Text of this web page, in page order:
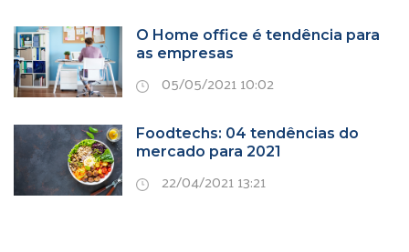
O Home office é tendência para
as empresas
05/05/2021 10:02
Foodtechs: 04 tendências do
mercado para 2021
22/04/2021 13:21